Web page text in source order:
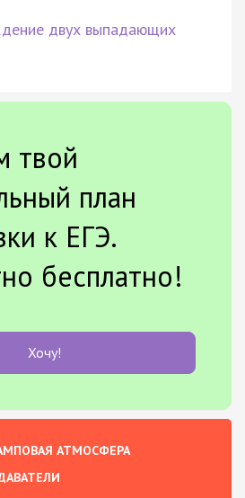
двух выпадающих
твой
план
к ЕГЭ.
бесплатно!
Хочу!
АТМОСФЕРА